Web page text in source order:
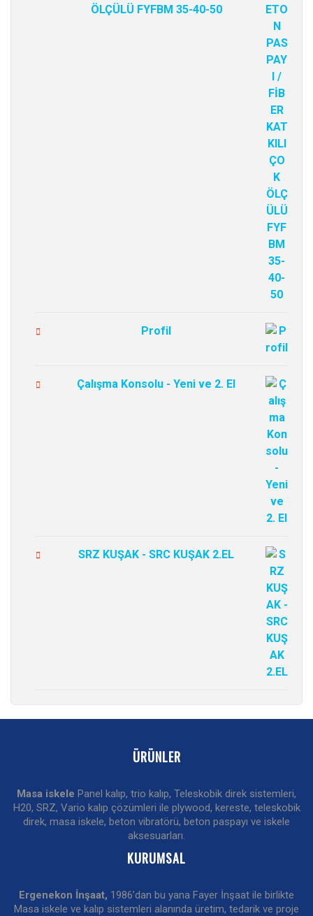
ÖLÇÜLÜ FYFBM 35-40-50
Profil
Çalışma Konsolu - Yeni ve 2. El
SRZ KUŞAK - SRC KUŞAK 2.EL
ÜRÜNLER
Masa iskele Panel kalıp, trio kalıp, Teleskobik direk sistemleri,
H20, SRZ, Vario kalıp çözümleri ile plywood, kereste, teleskobik
direk, masa iskele, beton vibratörü, beton paspayı ve iskele
aksesuarları.
KURUMSAL
Ergenekon İnşaat, 1986’dan bu yana Fayer İnşaat ile birlikte
Masa iskele ve kalıp sistemleri alanında üretim, tedarik ve proje